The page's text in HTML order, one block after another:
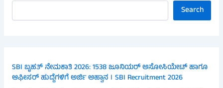
Search
SBI ಬೃಹತ್ ನೇಮಕಾತಿ 2026: 1538 ಜೂನಿಯರ್ ಅಸೋಸಿಯೇಟ್ ಹಾಗೂ
ಆಫೀಸರ್ ಹುದ್ದೆಗಳಿಗೆ ಅರ್ಜಿ ಅಹ್ವಾನ । SBI Recruitment 2026